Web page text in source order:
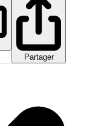
Partager